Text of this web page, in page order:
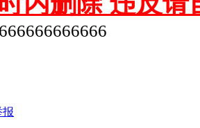
报